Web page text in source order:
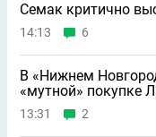
Семак критично
14:13 6
В «Нижнем
«мутной» покупке
13:31 2